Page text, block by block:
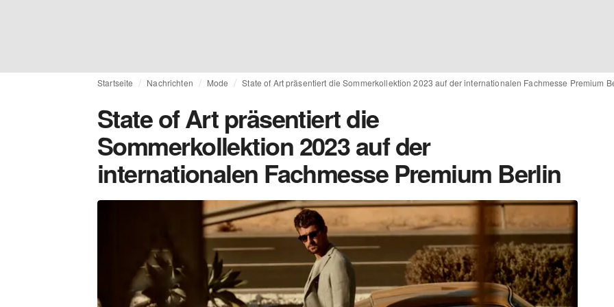
Startseite Nachrichten Mode State of Art präsentiert die Sommerkollektion 2023 auf der internationalen Fachmesse Premium
State of Art präsentiert die
Sommerkollektion 2023 auf der
internationalen Fachmesse Premium Berlin